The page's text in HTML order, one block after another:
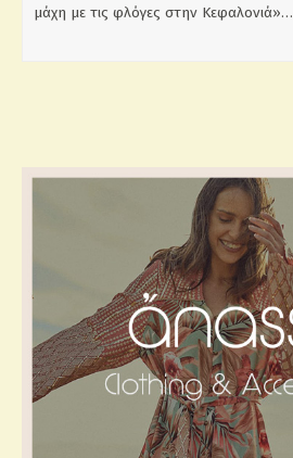
μάχη με τις φλόγες στην Κεφαλονιά»…